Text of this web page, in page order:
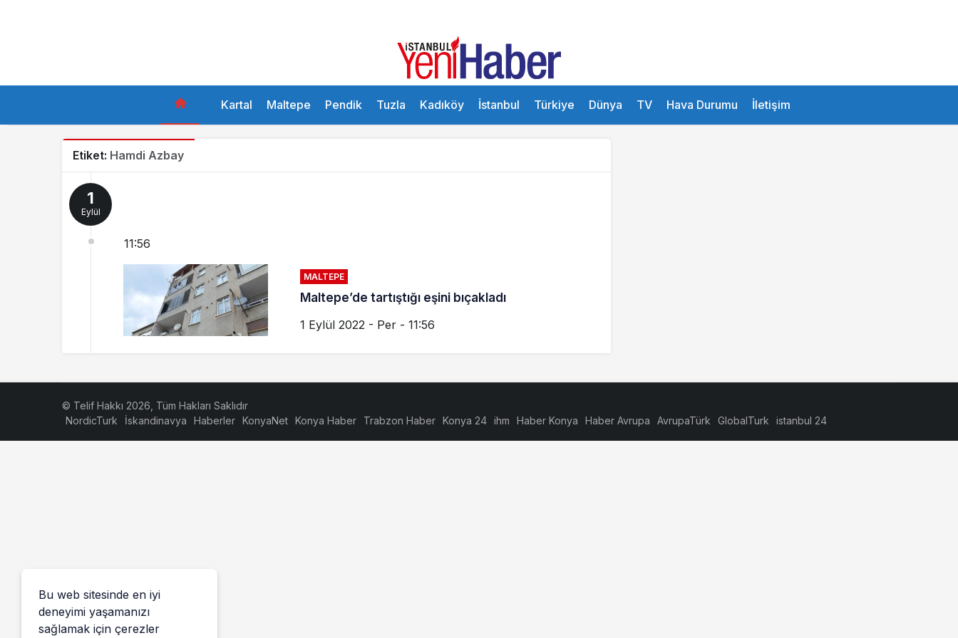
Kartal Maltepe Pendik Tuzla Kadıköy İstanbul Türkiye Dünya TV Hava Durumu İletişim
Etiket: Hamdi Azbay
1
Eylül
11:56
MALTEPE
Maltepe’de tartıştığı eşini bıçakladı
1 Eylül 2022 - Per - 11:56
Bu web sitesinde en iyi
deneyimi yaşamanızı
sağlamak için çerezler
© Telif Hakkı 2026, Tüm Hakları Saklıdır
NordicTurk
İskandinavya Haberler KonyaNet Konya Haber Trabzon Haber Konya 24 ihm Haber Konya Haber Avrupa AvrupaTürk GlobalTurk istanbul 24